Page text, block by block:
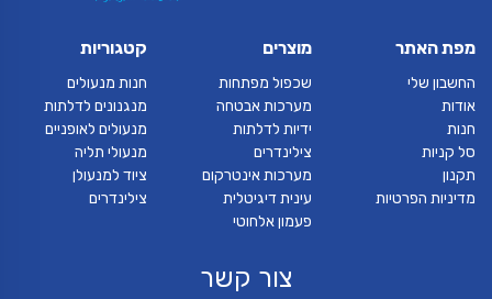
מפת האתר
החשבון שלי
אודות
חנות
סל קניות
תקנון
מדיניות הפרטיות
מוצרים
שכפול מפתחות
מערכות אבטחה
ידיות לדלתות
צילינדרים
מערכות אינטרקום
עינית דיגיטלית
פעמון אלחוטי
קטגוריות
חנות מנעולים
מנגנונים לדלתות
מנעולים לאופניים
מנעולי תליה
ציוד למנעולן
צילינדרים
צור קשר